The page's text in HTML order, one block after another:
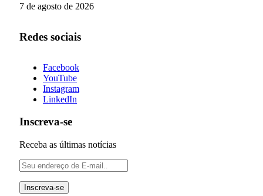
7 de agosto de 2026
Redes sociais
Facebook
YouTube
Instagram
LinkedIn
Inscreva-se
Receba as últimas notícias